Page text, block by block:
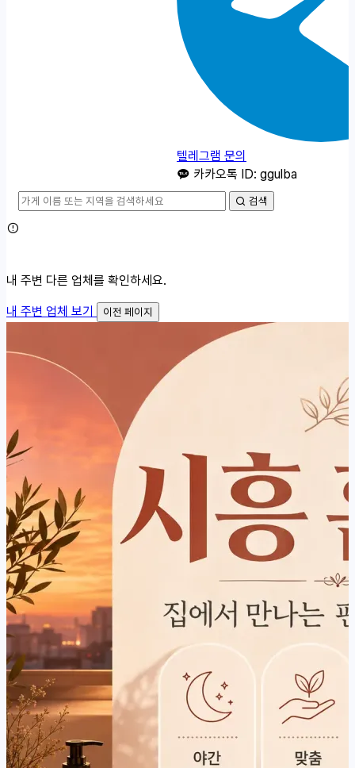
텔레그램 문의
카카오톡 ID: ggulba
검색
내 주변 다른 업체를 확인하세요.
내 주변 업체 보기
이전 페이지